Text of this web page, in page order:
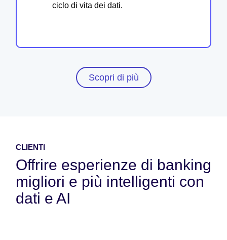
ciclo di vita dei dati.
Scopri di più
CLIENTI
Offrire esperienze di banking
migliori e più intelligenti con
dati e AI